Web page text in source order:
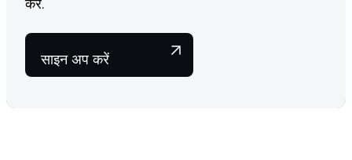
करें.
साइन अप करें